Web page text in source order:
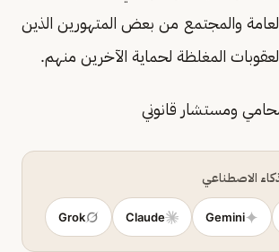
والمجتمع من بعض المتهورين الذين
المغلظة لحماية الآخرين منهم.
ومستشار قانوني
الاصطناعي
Gemini
Claude
Grok